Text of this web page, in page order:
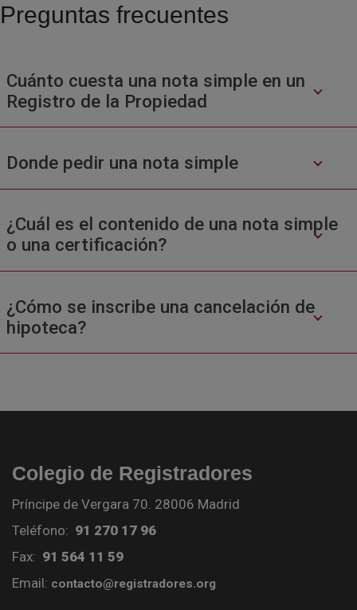
Preguntas frecuentes
Cuánto cuesta una nota simple en un
Registro de la Propiedad
Donde pedir una nota simple
¿Cuál es el contenido de una nota simple
o una certificación?
¿Cómo se inscribe una cancelación de
hipoteca?
Colegio de Registradores
Príncipe de Vergara 70. 28006 Madrid
Teléfono: 91 270 17 96
Fax: 91 564 11 59
Email: contacto@registradores.org